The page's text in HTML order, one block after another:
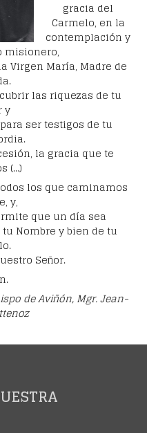
gracia del
Carmelo, en la
contemplación y
misionero,
Virgen María, Madre de
las riquezas de tu
y
ser testigos de tu
la gracia que te
(…)
los que caminamos
y,
que un día sea
Nombre y bien de tu
Señor.
de Aviñón, Mgr. Jean-